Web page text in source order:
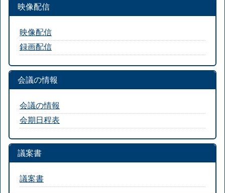
映像配信
映像配信
録画配信
会議の情報
会議の情報
会期日程表
議案書
議案書